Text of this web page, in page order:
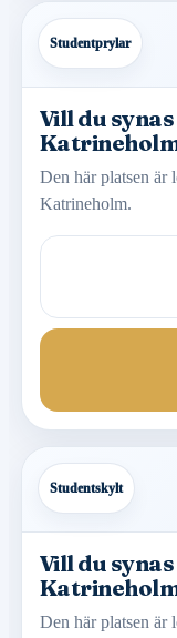
Studentprylar
Vill du
Den här platsen är
Katrineholm.
Studentskylt
Vill du
Den här platsen är